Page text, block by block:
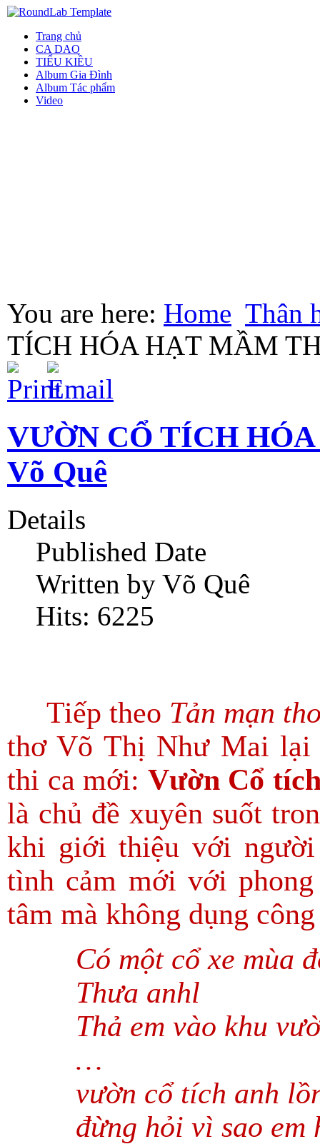
Trang chủ
CA DAO
TIỂU KIỀU
Album Gia Đình
Album Tác phẩm
Video
You are here: Home Thân
TÍCH HÓA HẠT MẦM
VƯỜN CỔ TÍCH
Võ Quê
Details
Published Date
Written by Võ Quê
Hits: 6225
Tiếp theo Tản mạn
thơ Võ Thị Như Mai lại
thi ca mới: Vườn Cổ
là chủ đề xuyên suốt
khi giới thiệu với người
tình cảm mới với
tâm mà không dụng
Có một cổ xe mùa
Thưa anhl
Thả em vào khu
…
vườn cổ tích anh
đừng hỏi vì sao em